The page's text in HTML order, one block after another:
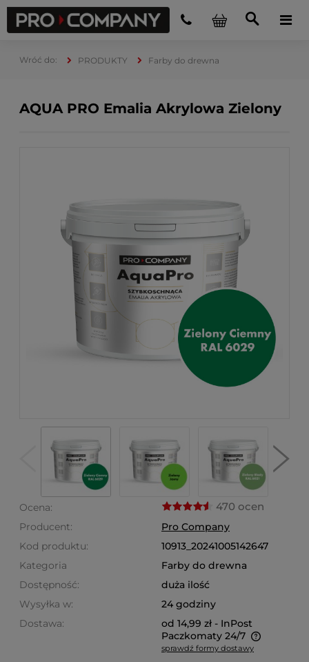
PRODUKTY Farby do drewna
AQUA PRO Emalia Akrylowa Zielony
Ocena: 470 ocen
Producent:
Pro Company
Kod produktu:
10913_20241005142647
Kategoria
Farby do drewna
Dostępność:
duża ilość
Wysyłka w:
24 godziny
Dostawa:
od 14,99 zł - InPost
Paczkomaty 24/7
Cena nie zawiera ewentualnych kosztów płatności
sprawdź formy dostawy